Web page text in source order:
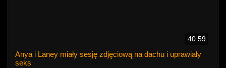
40:59
Anya i Laney miały sesję zdjęciową na dachu i uprawiały
seks